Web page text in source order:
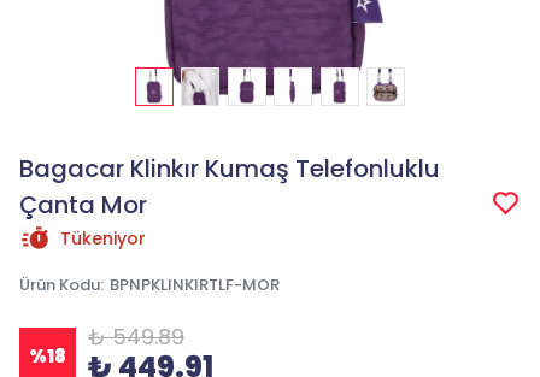
Bagacar Klinkır Kumaş Telefonluklu
Çanta Mor
Tükeniyor
Ürün Kodu: BPNPKLINKIRTLF-MOR
%18
₺ 549.89
₺ 449.91